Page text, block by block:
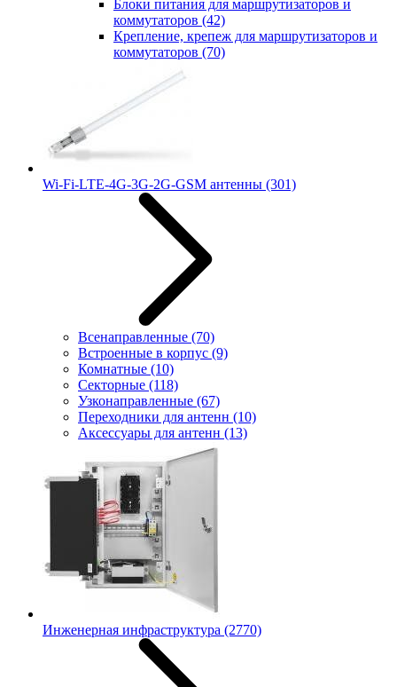
Блоки питания для маршрутизаторов и
коммутаторов (42)
Крепление, крепеж для маршрутизаторов и
коммутаторов (70)
Wi-Fi-LTE-4G-3G-2G-GSM антенны (301)
Всенаправленные (70)
Встроенные в корпус (9)
Комнатные (10)
Секторные (118)
Узконаправленные (67)
Переходники для антенн (10)
Аксессуары для антенн (13)
Инженерная инфраструктура (2770)